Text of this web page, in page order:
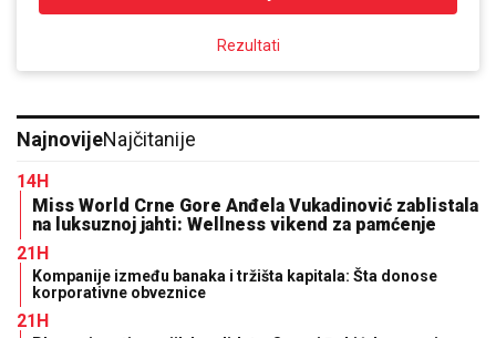
Rezultati
NajnovijeNajčitanije
14H
Miss World Crne Gore Anđela Vukadinović zablistala
na luksuznoj jahti: Wellness vikend za pamćenje
21H
Kompanije između banaka i tržišta kapitala: Šta donose
korporativne obveznice
21H